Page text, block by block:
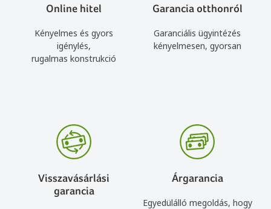
Online hitel
Kényelmes és gyors
igénylés,
rugalmas konstrukció
Garancia otthonról
Garanciális ügyintézés
kényelmesen, gyorsan
Visszavásárlási
garancia
Árgarancia
Egyedülálló megoldás, hogy